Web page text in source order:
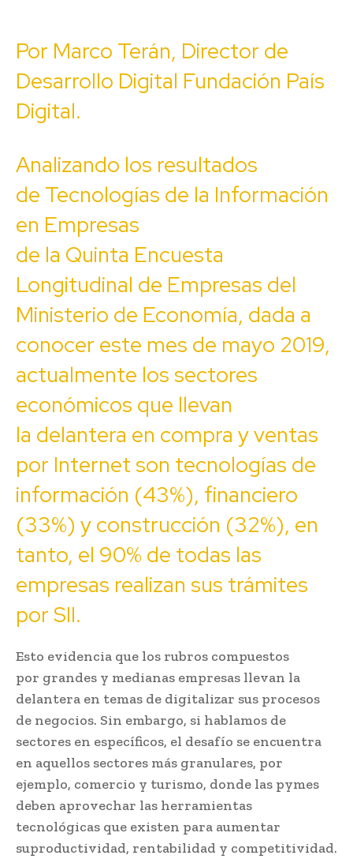
Por Marco Terán, Director de
Desarrollo Digital Fundación País
Digital.
Analizando los resultados
de Tecnologías de la Información
en Empresas
de la Quinta Encuesta
Longitudinal de Empresas del
Ministerio de Economía, dada a
conocer este mes de mayo 2019,
actualmente los sectores
económicos que llevan
la delantera en compra y ventas
por Internet son tecnologías de
información (43%), financiero
(33%) y construcción (32%), en
tanto, el 90% de todas las
empresas realizan sus trámites
por SII.
Esto evidencia que los rubros compuestos
por grandes y medianas empresas llevan la
delantera en temas de digitalizar sus procesos
de negocios. Sin embargo, si hablamos de
sectores en específicos, el desafío se encuentra
en aquellos sectores más granulares, por
ejemplo, comercio y turismo, donde las pymes
deben aprovechar las herramientas
tecnológicas que existen para aumentar
suproductividad, rentabilidad y competitividad.